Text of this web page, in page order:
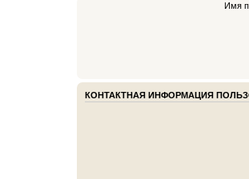
Имя
КОНТАКТНАЯ ИНФОРМАЦИЯ